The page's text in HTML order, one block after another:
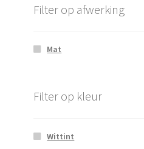
Filter op afwerking
Mat
Filter op kleur
Wittint